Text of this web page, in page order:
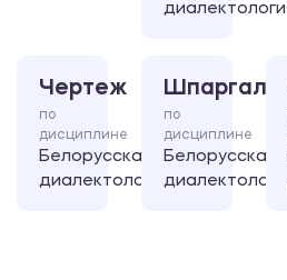
Чертеж
по
дисциплине
Белорусская
диалектология
по
дисциплине
Белорусская